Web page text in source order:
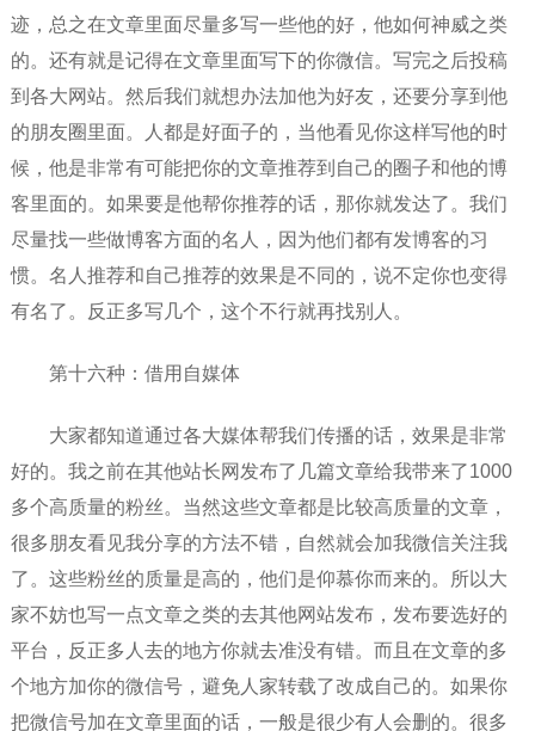
迹，总之在文章里面尽量多写一些他的好，他如何神威之类
的。还有就是记得在文章里面写下的你微信。写完之后投稿
到各大网站。然后我们就想办法加他为好友，还要分享到他
的朋友圈里面。人都是好面子的，当他看见你这样写他的时
候，他是非常有可能把你的文章推荐到自己的圈子和他的博
客里面的。如果要是他帮你推荐的话，那你就发达了。我们
尽量找一些做博客方面的名人，因为他们都有发博客的习
惯。名人推荐和自己推荐的效果是不同的，说不定你也变得
有名了。反正多写几个，这个不行就再找别人。
第十六种：借用自媒体
大家都知道通过各大媒体帮我们传播的话，效果是非常
好的。我之前在其他站长网发布了几篇文章给我带来了1000
多个高质量的粉丝。当然这些文章都是比较高质量的文章，
很多朋友看见我分享的方法不错，自然就会加我微信关注我
了。这些粉丝的质量是高的，他们是仰慕你而来的。所以大
家不妨也写一点文章之类的去其他网站发布，发布要选好的
平台，反正多人去的地方你就去准没有错。而且在文章的多
个地方加你的微信号，避免人家转载了改成自己的。如果你
把微信号加在文章里面的话，一般是很少有人会删的。很多